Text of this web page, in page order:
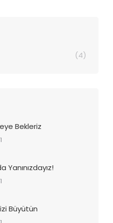
(4)
Bekleriz
Yanınızdayız!
Büyütün